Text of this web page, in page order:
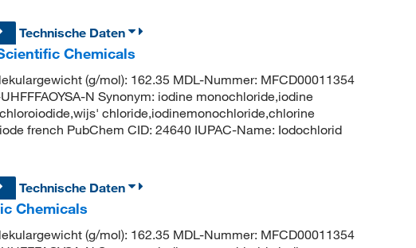
Technische Daten
Chemicals
(g/mol): 162.35 MDL-Nummer: MFCD00011354
N Synonym: iodine monochloride,iodine
chloride,iodinemonochloride,chlorine
french PubChem CID: 24640 IUPAC-Name: Iodochlorid
Technische Daten
Chemicals
(g/mol): 162.35 MDL-Nummer: MFCD00011354